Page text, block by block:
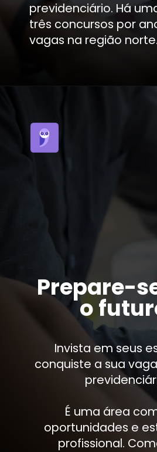
previdenciário. Há
três concursos por
vagas na região norte.
Invista em seus
conquiste a sua
É uma área
oportunidades e
profissional.
Prepare-
o